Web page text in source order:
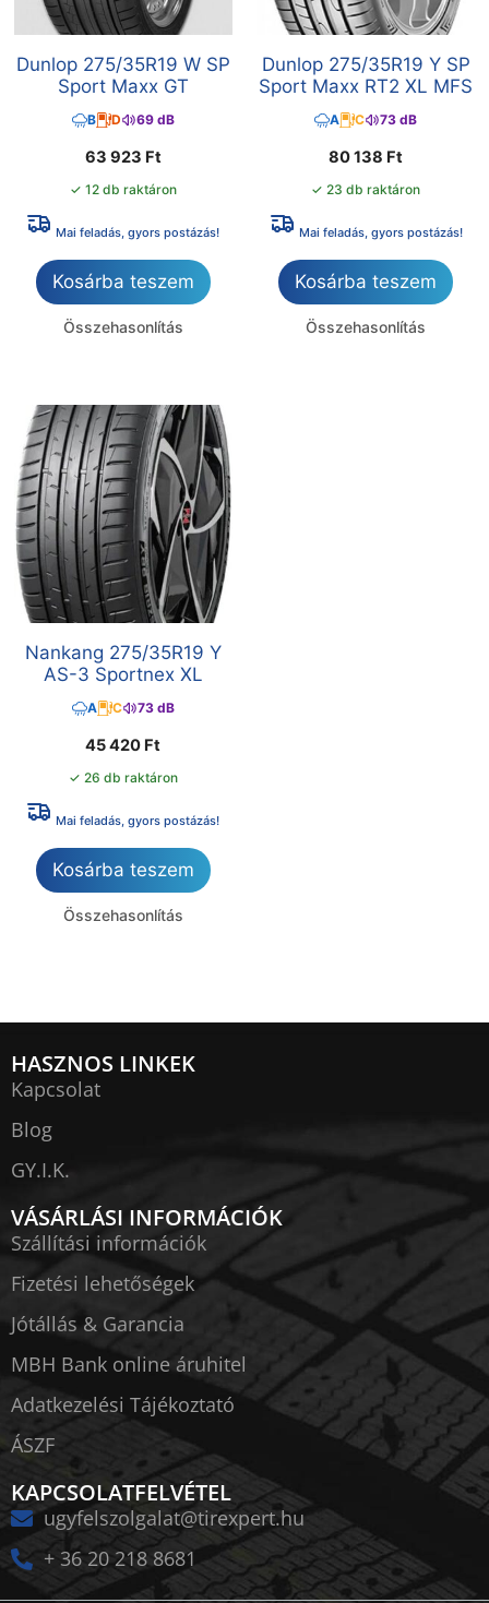
Dunlop 275/35R19 W SP
Sport Maxx GT
B D 69 dB
63 923 Ft
✓ 12 db raktáron
Mai feladás, gyors postázás!
Kosárba teszem
Összehasonlítás
Dunlop 275/35R19 Y SP
Sport Maxx RT2 XL MFS
A C 73 dB
80 138 Ft
✓ 23 db raktáron
Mai feladás, gyors postázás!
Kosárba teszem
Összehasonlítás
Nankang 275/35R19 Y
AS-3 Sportnex XL
A C 73 dB
45 420 Ft
✓ 26 db raktáron
Mai feladás, gyors postázás!
Kosárba teszem
Összehasonlítás
HASZNOS LINKEK
Kapcsolat
Blog
GY.I.K.
VÁSÁRLÁSI INFORMÁCIÓK
Szállítási információk
Fizetési lehetőségek
Jótállás & Garancia
MBH Bank online áruhitel
Adatkezelési Tájékoztató
ÁSZF
KAPCSOLATFELVÉTEL
ugyfelszolgalat@tirexpert.hu
+ 36 20 218 8681